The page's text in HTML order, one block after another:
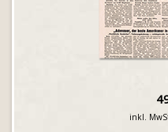
inkl.